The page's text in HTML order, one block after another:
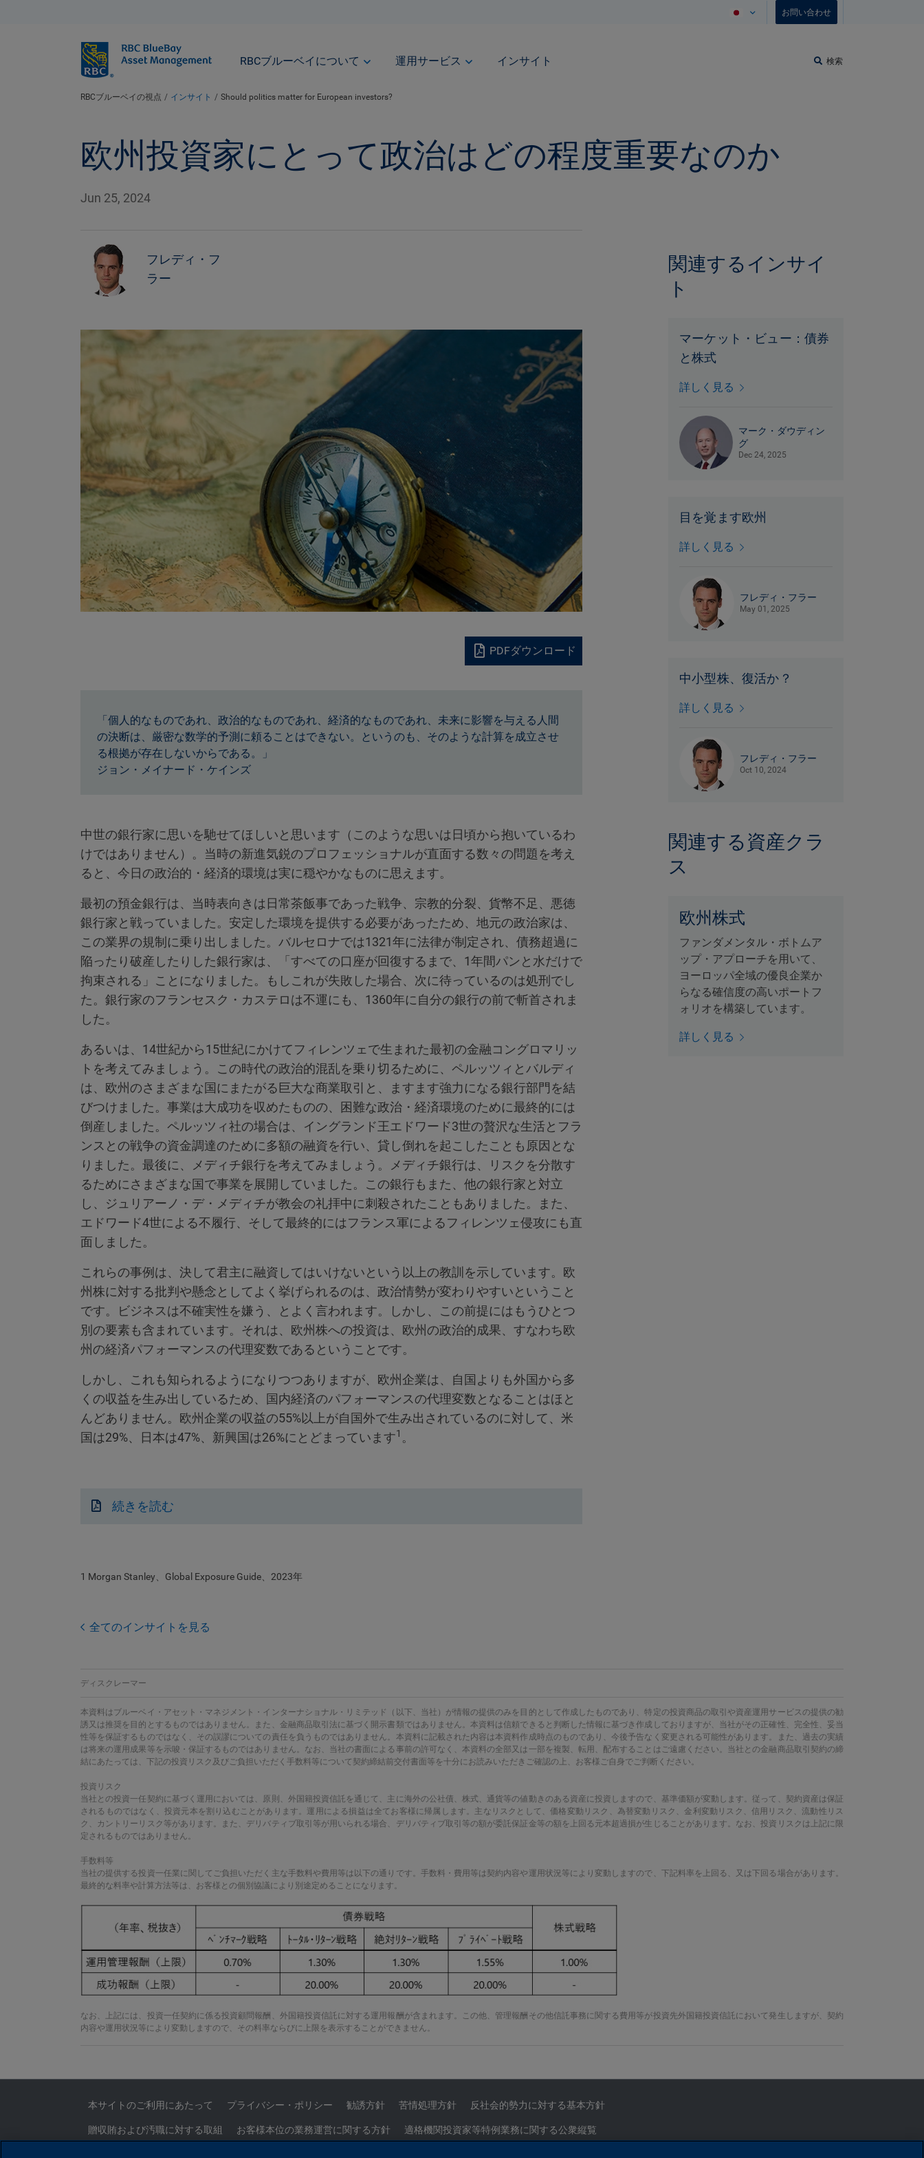
お問い合わせ
BlueBay
RBCブルーベイについて 運用サービス インサイト 検索
RBCブルーベイの視点 インサイト Should politics matter for European investors?
欧州投資家にとって政治はどの程度重要なのか
Jun 25, 2024
フレディ・フ
ラー
PDFダウンロード
「個人的なものであれ、政治的なものであれ、経済的なものであれ、未来に影響を与える人間
の決断は、厳密な数学的予測に頼ることはできない。というのも、そのような計算を成立させ
る根拠が存在しないからである。」
ジョン・メイナード・ケインズ
中世の銀行家に思いを馳せてほしいと思います（このような思いは日頃から抱いているわ
けではありません）。当時の新進気鋭のプロフェッショナルが直面する数々の問題を考え
ると、今日の政治的・経済的環境は実に穏やかなものに思えます。
最初の預金銀行は、当時表向きは日常茶飯事であった戦争、宗教的分裂、貨幣不足、悪徳
銀行家と戦っていました。安定した環境を提供する必要があったため、地元の政治家は、
この業界の規制に乗り出しました。バルセロナでは1321年に法律が制定され、債務超過に
陥ったり破産したりした銀行家は、「すべての口座が回復するまで、1年間パンと水だけで
拘束される」ことになりました。もしこれが失敗した場合、次に待っているのは処刑でし
た。銀行家のフランセスク・カステロは不運にも、1360年に自分の銀行の前で斬首されま
した。
あるいは、14世紀から15世紀にかけてフィレンツェで生まれた最初の金融コングロマリッ
トを考えてみましょう。この時代の政治的混乱を乗り切るために、ペルッツィとバルディ
は、欧州のさまざまな国にまたがる巨大な商業取引と、ますます強力になる銀行部門を結
びつけました。事業は大成功を収めたものの、困難な政治・経済環境のために最終的には
倒産しました。ペルッツィ社の場合は、イングランド王エドワード3世の贅沢な生活とフラ
ンスとの戦争の資金調達のために多額の融資を行い、貸し倒れを起こしたことも原因とな
りました。最後に、メディチ銀行を考えてみましょう。メディチ銀行は、リスクを分散す
るためにさまざまな国で事業を展開していました。この銀行もまた、他の銀行家と対立
し、ジュリアーノ・デ・メディチが教会の礼拝中に刺殺されたこともありました。また、
エドワード4世による不履行、そして最終的にはフランス軍によるフィレンツェ侵攻にも直
面しました。
これらの事例は、決して君主に融資してはいけないという以上の教訓を示しています。欧
州株に対する批判や懸念としてよく挙げられるのは、政治情勢が変わりやすいということ
です。ビジネスは不確実性を嫌う、とよく言われます。しかし、この前提にはもうひとつ
別の要素も含まれています。それは、欧州株への投資は、欧州の政治的成果、すなわち欧
州の経済パフォーマンスの代理変数であるということです。
しかし、これも知られるようになりつつありますが、欧州企業は、自国よりも外国から多
くの収益を生み出しているため、国内経済のパフォーマンスの代理変数となることはほと
んどありません。欧州企業の収益の55%以上が自国外で生み出されているのに対して、米
国は29%、日本は47%、新興国は26%にとどまっています1 。
続きを読む
1 Morgan Stanley、Global Exposure Guide、2023年
全てのインサイトを見る
関連するインサイ
ト
マーケット・ビュー：債券
と株式
詳しく見る
マーク・ダウディン
グ
Dec 24, 2025
目を覚ます欧州
詳しく見る
フレディ・フラー
May 01, 2025
中小型株、復活か？
詳しく見る
フレディ・フラー
Oct 10, 2024
関連する資産クラ
ス
欧州株式
ファンダメンタル・ボトムア
ップ・アプローチを用いて、
ヨーロッパ全域の優良企業か
らなる確信度の高いポートフ
ォリオを構築しています。
詳しく見る
ディスクレーマー
本資料はブルーベイ・アセット・マネジメント・インターナショナル・リミテッド（以下、当社）が情報の提供のみを目的として作成したものであり、特定の投資商品の取引や資産運用サービスの提供の勧
誘又は推奨を目的とするものではありません。また、金融商品取引法に基づく開示書類ではありません。本資料は信頼できると判断した情報に基づき作成しておりますが、当社がその正確性、完全性、妥当
性等を保証するものではなく、その誤謬についての責任を負うものではありません。本資料に記載された内容は本資料作成時点のものであり、今後予告なく変更される可能性があります。また、過去の実績
は将来の運用成果等を示唆・保証するものではありません。なお、当社の書面による事前の許可なく、本資料の全部又は一部を複製、転用、配布することはご遠慮ください。当社との金融商品取引契約の締
結にあたっては、下記の投資リスク及びご負担いただく手数料等について契約締結前交付書面等を十分にお読みいただきご確認の上、お客様ご自身でご判断ください。
投資リスク
当社との投資一任契約に基づく運用においては、原則、外国籍投資信託を通じて、主に海外の公社債、株式、通貨等の値動きのある資産に投資しますので、基準価額が変動します。従って、契約資産は保証
されるものではなく、投資元本を割り込むことがあります。運用による損益は全てお客様に帰属します。主なリスクとして、価格変動リスク、為替変動リスク、金利変動リスク、信用リスク、流動性リス
ク、カントリーリスク等があります。また、デリバティブ取引等が用いられる場合、デリバティブ取引等の額が委託保証金等の額を上回る元本超過損が生じることがあります。なお、投資リスクは上記に限
定されるものではありません。
手数料等
当社の提供する投資一任業に関してご負担いただく主な手数料や費用等は以下の通りです。手数料・費用等は契約内容や運用状況等により変動しますので、下記料率を上回る、又は下回る場合があります。
最終的な料率や計算方法等は、お客様との個別協議により別途定めることになります。
なお、上記には、投資一任契約に係る投資顧問報酬、外国籍投資信託に対する運用報酬が含まれます。この他、管理報酬その他信託事務に関する費用等が投資先外国籍投資信託において発生しますが、契約
内容や運用状況等により変動しますので、その料率ならびに上限を表示することができません。
本サイトのご利用にあたって プライバシー・ポリシー 勧誘方針 苦情処理方針 反社会的勢力に対する基本方針
贈収賄および汚職に対する取組 お客様本位の業務運営に関する方針 適格機関投資家等特例業務に関する公衆縦覧